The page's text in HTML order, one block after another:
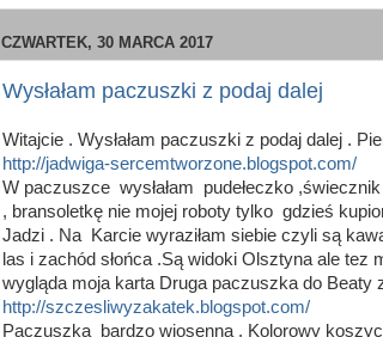
CZWARTEK, 30 MARCA 2017
Wysłałam paczuszki z podaj dalej
Witajcie . Wysłałam paczuszki z podaj dalej .
http://jadwiga-sercemtworzone.blogspot.com/
W paczuszce wysłałam pudełeczko
, bransoletkę nie mojej roboty tylko gdzieś
Jadzi . Na Karcie wyraziłam siebie czyli są
las i zachód słońca .Są widoki Olsztyna ale tez
wygląda moja karta Druga paczuszka do Beaty
http://szczesliwyzakatek.blogspot.com/
Paczuszka bardzo wiosenna . Kolorowy